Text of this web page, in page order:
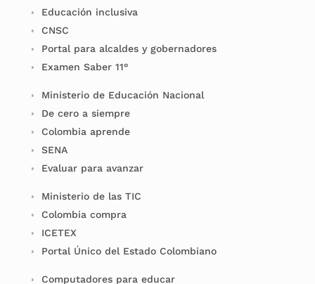
Educación inclusiva
CNSC
Portal para alcaldes y gobernadores
Examen Saber 11°
Ministerio de Educación Nacional
De cero a siempre
Colombia aprende
SENA
Evaluar para avanzar
Ministerio de las TIC
Colombia compra
ICETEX
Portal Único del Estado Colombiano
Computadores para educar